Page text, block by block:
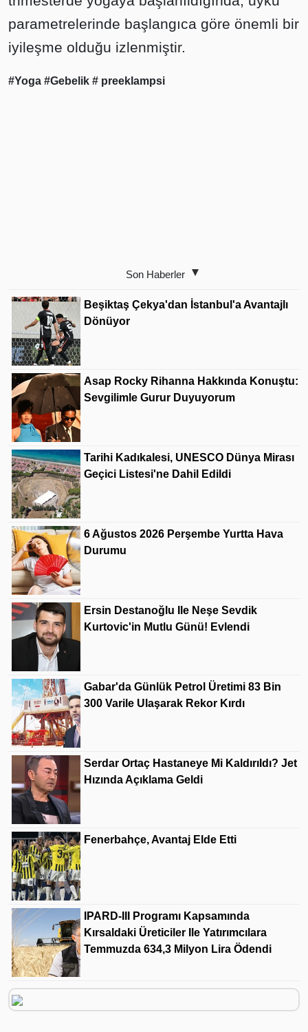
parametrelerinde başlangıca göre önemli bir
iyileşme olduğu izlenmiştir.
#Yoga #Gebelik # preeklampsi
Son Haberler
Beşiktaş Çekya'dan İstanbul'a Avantajlı
Dönüyor
Asap Rocky Rihanna Hakkında Konuştu:
Sevgilimle Gurur Duyuyorum
Tarihi Kadıkalesi, UNESCO Dünya Mirası
Geçici Listesi'ne Dahil Edildi
6 Ağustos 2026 Perşembe Yurtta Hava
Durumu
Ersin Destanoğlu Ile Neşe Sevdik
Kurtovic'in Mutlu Günü! Evlendi
Gabar'da Günlük Petrol Üretimi 83 Bin
300 Varile Ulaşarak Rekor Kırdı
Serdar Ortaç Hastaneye Mi Kaldırıldı? Jet
Hızında Açıklama Geldi
Fenerbahçe, Avantaj Elde Etti
IPARD-III Programı Kapsamında
Kırsaldaki Üreticiler Ile Yatırımcılara
Temmuzda 634,3 Milyon Lira Ödendi